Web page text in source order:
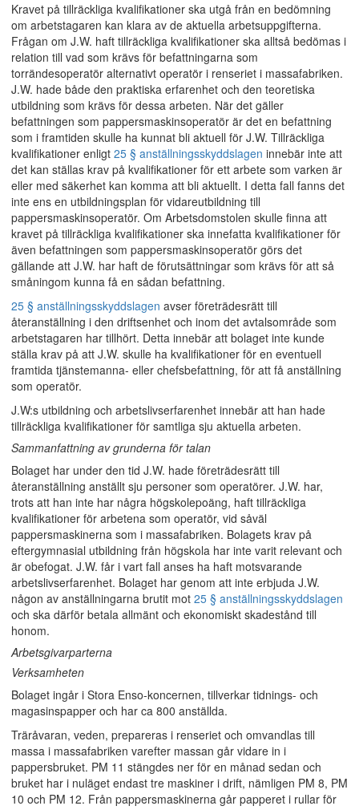
Kravet på tillräckliga kvalifikationer ska utgå från en bedömning
om arbetstagaren kan klara av de aktuella arbetsuppgifterna.
Frågan om J.W. haft tillräckliga kvalifikationer ska alltså bedömas i
relation till vad som krävs för befattningarna som
torrändesoperatör alternativt operatör i renseriet i massafabriken.
J.W. hade både den praktiska erfarenhet och den teoretiska
utbildning som krävs för dessa arbeten. När det gäller
befattningen som pappersmaskinsoperatör är det en befattning
som i framtiden skulle ha kunnat bli aktuell för J.W. Tillräckliga
kvalifikationer enligt 25 § anställningsskyddslagen innebär inte att
det kan ställas krav på kvalifikationer för ett arbete som varken är
eller med säkerhet kan komma att bli aktuellt. I detta fall fanns det
inte ens en utbildningsplan för vidareutbildning till
pappersmaskinsoperatör. Om Arbetsdomstolen skulle finna att
kravet på tillräckliga kvalifikationer ska innefatta kvalifikationer för
även befattningen som pappersmaskinsoperatör görs det
gällande att J.W. har haft de förutsättningar som krävs för att så
småningom kunna få en sådan befattning.
25 § anställningsskyddslagen avser företrädesrätt till
återanställning i den driftsenhet och inom det avtalsområde som
arbetstagaren har tillhört. Detta innebär att bolaget inte kunde
ställa krav på att J.W. skulle ha kvalifikationer för en eventuell
framtida tjänstemanna- eller chefsbefattning, för att få anställning
som operatör.
J.W:s utbildning och arbetslivserfarenhet innebär att han hade
tillräckliga kvalifikationer för samtliga sju aktuella arbeten.
Sammanfattning av grunderna för talan
Bolaget har under den tid J.W. hade företrädesrätt till
återanställning anställt sju personer som operatörer. J.W. har,
trots att han inte har några högskolepoäng, haft tillräckliga
kvalifikationer för arbetena som operatör, vid såväl
pappersmaskinerna som i massafabriken. Bolagets krav på
eftergymnasial utbildning från högskola har inte varit relevant och
är obefogat. J.W. får i vart fall anses ha haft motsvarande
arbetslivserfarenhet. Bolaget har genom att inte erbjuda J.W.
någon av anställningarna brutit mot 25 § anställningsskyddslagen
och ska därför betala allmänt och ekonomiskt skadestånd till
honom.
Arbetsgivarparterna
Verksamheten
Bolaget ingår i Stora Enso-koncernen, tillverkar tidnings- och
magasinspapper och har ca 800 anställda.
Träråvaran, veden, prepareras i renseriet och omvandlas till
massa i massafabriken varefter massan går vidare in i
pappersbruket. PM 11 stängdes ner för en månad sedan och
bruket har i nuläget endast tre maskiner i drift, nämligen PM 8, PM
10 och PM 12. Från pappersmaskinerna går papperet i rullar för